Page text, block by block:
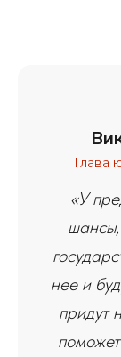
Глава
«У
шансы,
нее и
придут